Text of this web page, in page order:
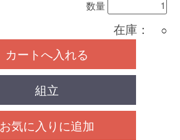
数量
在庫： ○
カートへ入れる
組立
お気に入りに追加